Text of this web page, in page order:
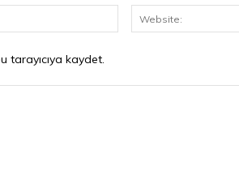
Posta:*
tarayıcıya kaydet.